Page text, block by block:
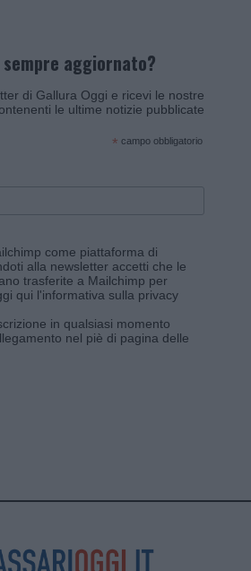
aggiornato?
di Gallura Oggi e ricevi le nostre
le ultime notizie pubblicate
* campo obbligatorio
come piattaforma di
alla newsletter accetti che le
trasferite a Mailchimp per
qui l'informativa sulla privacy
in qualsiasi momento
nel piè di pagina delle